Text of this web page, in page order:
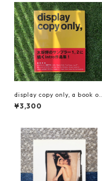
display copy only, a book of
Intro work
¥3,300